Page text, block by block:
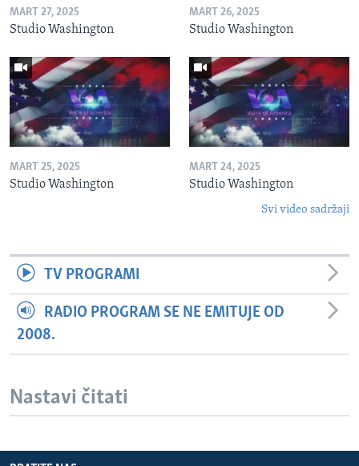
MART 27, 2025
Studio Washington
MART 26, 2025
Studio Washington
MART 25, 2025
Studio Washington
MART 24, 2025
Studio Washington
Svi video sadržaji
TV PROGRAMI
RADIO PROGRAM SE NE EMITUJE OD
2008.
Nastavi čitati